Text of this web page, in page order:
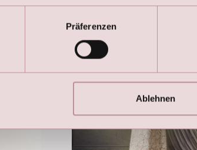
Präferenzen
Ablehnen